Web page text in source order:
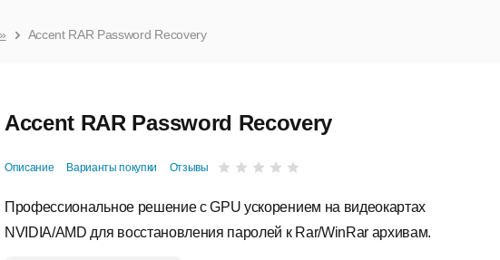
Accent RAR Password Recovery
Accent RAR Password Recovery
Описание Варианты покупки Отзывы
Профессиональное решение с GPU ускорением на видеокартах
NVIDIA/AMD для восстановления паролей к Rar/WinRar архивам.